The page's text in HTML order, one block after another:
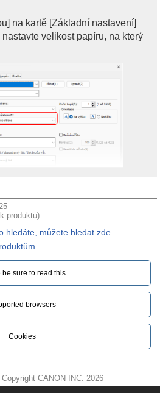
na kartě [Základní nastavení]
velikost papíru, na který
produktu)
hledáte, můžete hledat zde.
be sure to read this.‎
browsers
Cookies
Copyright CANON INC. 2026